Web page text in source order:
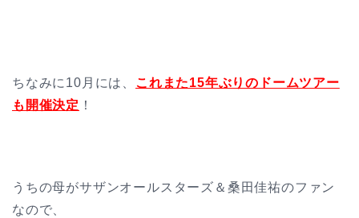
ちなみに10月には、 これまた15年ぶりのドームツアー
も開催決定 ！
うちの母がサザンオールスターズ＆桑田佳祐のファン
なので、